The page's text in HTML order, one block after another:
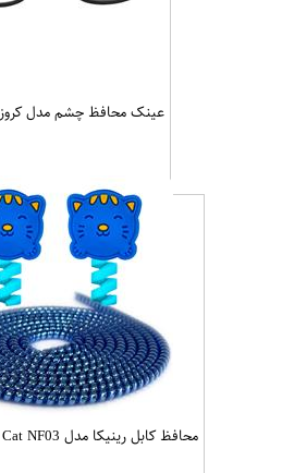
عینک محافظ چشم مدل کروز 8901
محافظ کابل رینیکا مدل Shy Cat NF03 مجموعه 3 عددی